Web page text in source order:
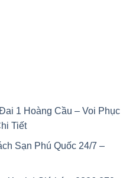
1 Hoàng Cầu – Voi Phục
Tiết
Sạn Phú Quốc 24/7 –